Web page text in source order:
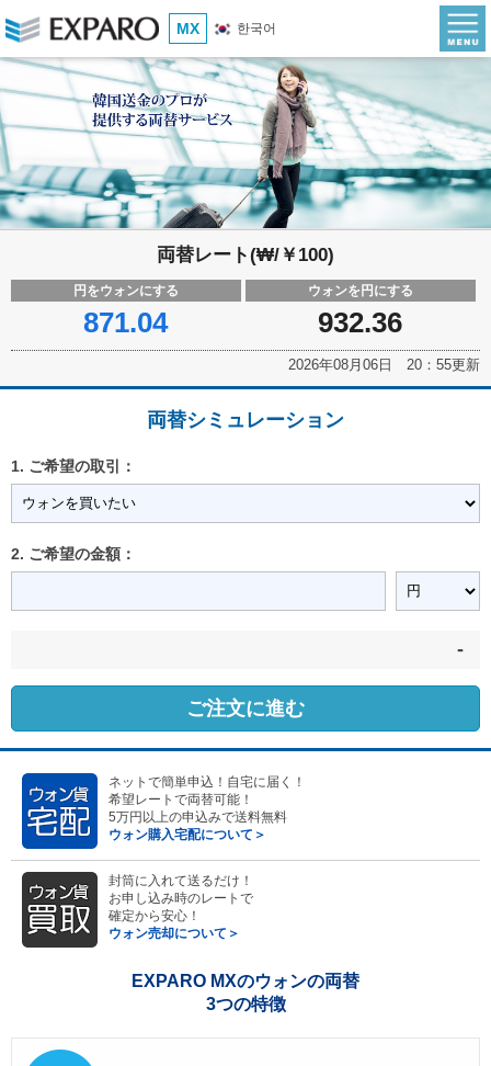
MX 한국어
両替レート(₩/￥100)
円をウォンにする
871.04
ウォンを円にする
932.36
2026年08月06日 20：55更新
両替シミュレーション
1. ご希望の取引：
2. ご希望の金額：
-
ご注文に進む
ネットで簡単申込！自宅に届く！
希望レートで両替可能！
5万円以上の申込みで送料無料
ウォン購入宅配について＞
封筒に入れて送るだけ！
お申し込み時のレートで
確定から安心！
ウォン売却について＞
EXPARO MXのウォンの両替
3つの特徴